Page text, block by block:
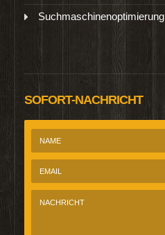
Suchmaschinenoptimierung
SOFORT-NACHRICHT